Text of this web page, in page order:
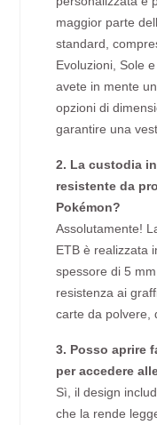
maggior parte
standard,
Evoluzioni, Sole
avete in mente
opzioni di
garantire una
2. La custodia
resistente da
Pokémon?
Assolutamente!
ETB è realizzata
spessore di 5
resistenza ai
carte da polvere,
3. Posso aprire
per accedere
Sì, il design
che la rende